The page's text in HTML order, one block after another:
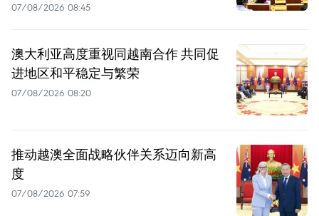
07/08/2026 08:45
澳大利亚高度重视同越南合作 共同促
进地区和平稳定与繁荣
07/08/2026 08:20
推动越澳全面战略伙伴关系迈向新高
度
07/08/2026 07:59